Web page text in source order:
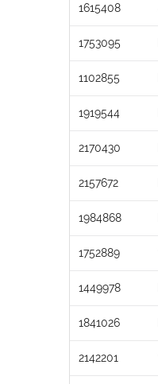
1615408
1753095
1102855
1919544
2170430
2157672
1984868
1752889
1449978
1841026
2142201